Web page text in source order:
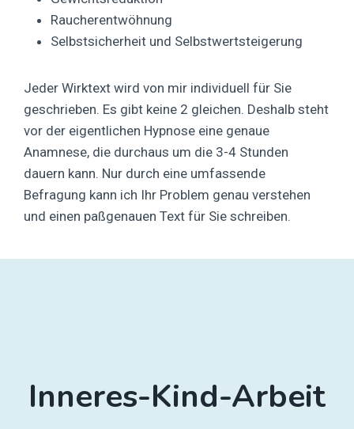
Raucherentwöhnung
Selbstsicherheit und Selbstwertsteigerung
Jeder Wirktext wird von mir individuell für Sie
geschrieben. Es gibt keine 2 gleichen. Deshalb steht
vor der eigentlichen Hypnose eine genaue
Anamnese, die durchaus um die 3-4 Stunden
dauern kann. Nur durch eine umfassende
Befragung kann ich Ihr Problem genau verstehen
und einen paßgenauen Text für Sie schreiben.
Inneres-Kind-Arbeit